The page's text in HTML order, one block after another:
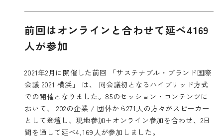
前回はオンラインと合わせて延べ4169
人が参加
2021年2月に開催した前回 「サステナブル・ブランド国際
会議 2021 横浜」 は、 同会議初となるハイブリッド方式
での開催となりました。85のセッション・コンテンツに
おいて、 202の企業 / 団体から271人の方々がスピーカー
として登壇し、現地参加＋オンライン参加を合わせ、2日
間を通して延べ4,169人が参加しました。